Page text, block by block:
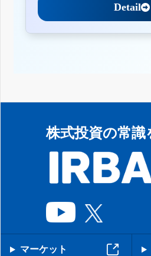
Detail
株式投資の常識
マーケット